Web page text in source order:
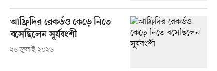
আফ্রিদির রেকর্ডও কেড়ে নিতে
বসেছিলেন সূর্যবংশী
২৬ জুলাই ২০২৬